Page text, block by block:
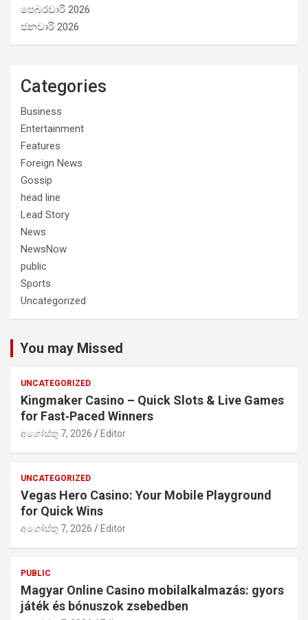
පෙබරවාරි 2026
ජනවාරි 2026
Categories
Business
Entertainment
Features
Foreign News
Gossip
head line
Lead Story
News
NewsNow
public
Sports
Uncategorized
You may Missed
UNCATEGORIZED
Kingmaker Casino – Quick Slots & Live Games
for Fast‑Paced Winners
අගෝස්තු 7, 2026 Editor
UNCATEGORIZED
Vegas Hero Casino: Your Mobile Playground
for Quick Wins
අගෝස්තු 7, 2026 Editor
PUBLIC
Magyar Online Casino mobilalkalmazás: gyors
játék és bónuszok zsebedben